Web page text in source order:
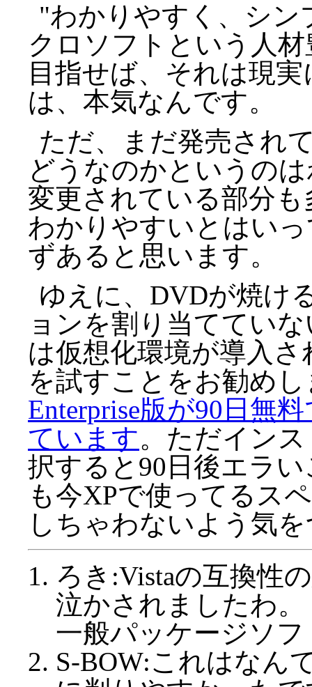
"わかりやすく、シン
クロソフトという人
目指せば、それは現
は、本気なんです。
ただ、まだ発売され
どうなのかというの
変更されている部分
わかりやすいとはい
ずあると思います。
ゆえに、DVDが焼け
ョンを割り当ててい
は仮想化環境が導入
を試すことをお勧め
Enterprise版が90日無
ています。ただイン
択すると90日後エラ
も今XPで使ってるス
しちゃわないよう気
ろき:Vistaの互換性
泣かされましたわ
一般パッケージソ
S-BOW:これはなん